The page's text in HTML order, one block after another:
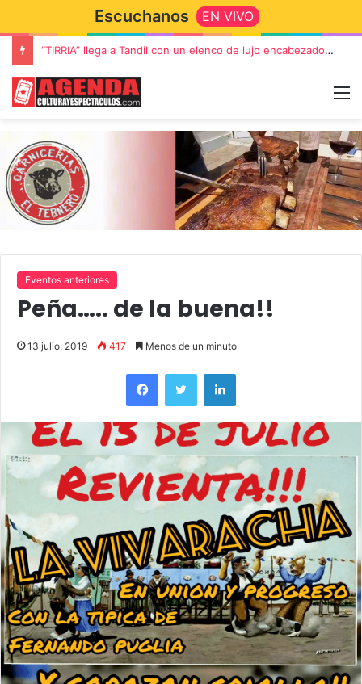
Escuchanos EN VIVO
“TIRRIA” llega a Tandil con un elenco de lujo encabezado por Capusotto, Spregelburd y Stefani
Eventos anteriores
Peña….. de la buena!!
13 julio, 2019 417 Menos de un minuto